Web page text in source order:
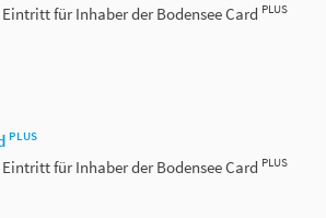
für Inhaber der Bodensee Card PLUS
PLUS
für Inhaber der Bodensee Card PLUS